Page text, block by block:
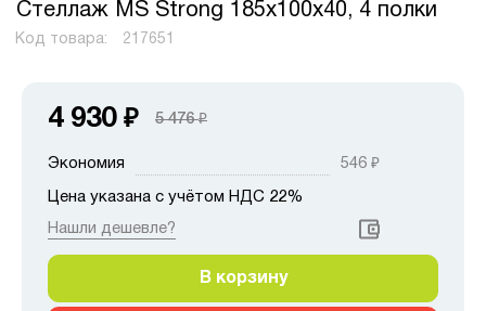
Стеллаж MS Strong 185х100х40, 4 полки
Код товара: 217651
4 930 ₽ 5 476₽
Экономия 546 ₽
Цена указана с учётом НДС 22%
Нашли дешевле?
В корзину